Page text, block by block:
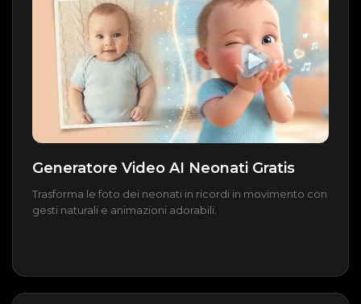
Generatore Video AI Neonati Gratis
Trasforma le foto dei neonati in ricordi in movimento con
gesti naturali e animazioni adorabili.